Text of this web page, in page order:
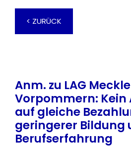
< ZURÜCK
Anm. zu LAG
Vorpommern: Kein
auf gleiche
geringerer Bildung
Berufserfahrung